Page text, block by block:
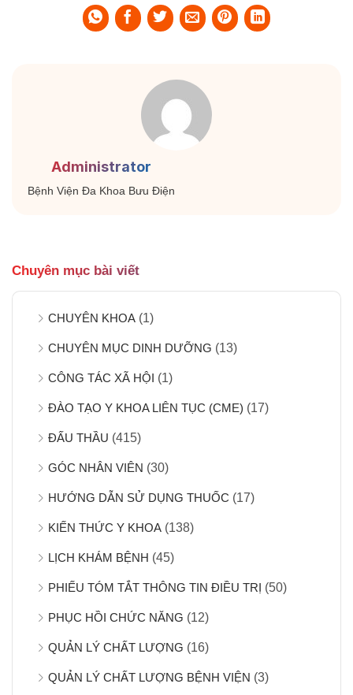
Administrator
Bệnh Viện Đa Khoa Bưu Điện
Chuyên mục bài viết
CHUYÊN KHOA (1)
CHUYÊN MỤC DINH DƯỠNG (13)
CÔNG TÁC XÃ HỘI (1)
ĐÀO TẠO Y KHOA LIÊN TỤC (CME) (17)
ĐẤU THẦU (415)
GÓC NHÂN VIÊN (30)
HƯỚNG DẪN SỬ DỤNG THUỐC (17)
KIẾN THỨC Y KHOA (138)
LỊCH KHÁM BỆNH (45)
PHIẾU TÓM TẮT THÔNG TIN ĐIỀU TRỊ (50)
PHỤC HỒI CHỨC NĂNG (12)
QUẢN LÝ CHẤT LƯỢNG (16)
QUẢN LÝ CHẤT LƯỢNG BỆNH VIỆN (3)